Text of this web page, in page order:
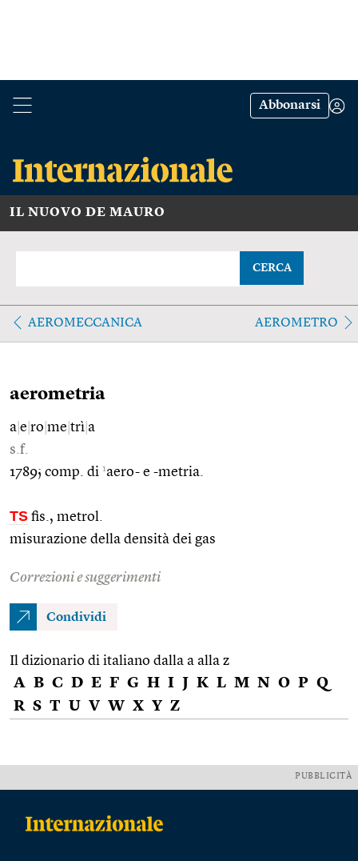
Abbonarsi
IL NUOVO DE MAURO
CERCA
AEROMECCANICA AEROMETRO
aerometria
a e ro me trì a
s.f.
1789; comp. di 1aero- e -metria.
TS fis., metrol.
misurazione della densità dei gas
Correzioni e suggerimenti
Condividi
Il dizionario di italiano dalla a alla z
A B C D E F G H I J K L M N O P Q
R S T U V W X Y Z
PUBBLICITÀ